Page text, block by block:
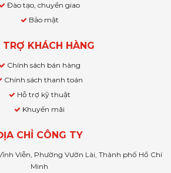
Đào tạo, chuyển giao
Bảo mật
TRỢ KHÁCH HÀNG
Chính sách bán hàng
Chính sách thanh toán
Hỗ trợ kỹ thuật
Khuyến mãi
CHỈ CÔNG TY
Viễn, Phường Vườn Lài, Thành phố Hồ Chí
Minh